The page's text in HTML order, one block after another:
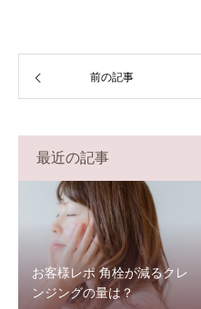
前の記事
最近の記事
お客様レポ 角栓が減るクレ
ンジングの量は？